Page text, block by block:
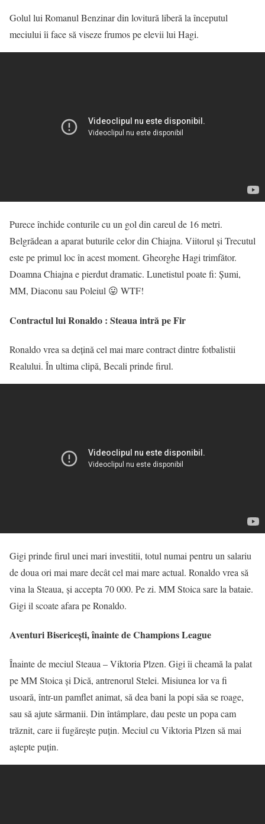
Golul lui Romanul Benzinar din lovitură liberă la începutul
meciului îi face să viseze frumos pe elevii lui Hagi.
Purece închide conturile cu un gol din careul de 16 metri.
Belgrădean a aparat buturile celor din Chiajna. Viitorul și Trecutul
este pe primul loc în acest moment. Gheorghe Hagi trimfător.
Doamna Chiajna e pierdut dramatic. Lunetistul poate fi: Șumi,
MM, Diaconu sau Poleiul 😛 WTF!
Contractul lui Ronaldo : Steaua intră pe Fir
Ronaldo vrea sa dețină cel mai mare contract dintre fotbalistii
Realului. În ultima clipă, Becali prinde firul.
Gigi prinde firul unei mari investitii, totul numai pentru un salariu
de doua ori mai mare decât cel mai mare actual. Ronaldo vrea să
vina la Steaua, și accepta 70 000. Pe zi. MM Stoica sare la bataie.
Gigi il scoate afara pe Ronaldo.
Aventuri Bisericești, înainte de Champions League
Înainte de meciul Steaua – Viktoria Plzen. Gigi îi cheamă la palat
pe MM Stoica și Dică, antrenorul Stelei. Misiunea lor va fi
usoară, într-un pamflet animat, să dea bani la popi săa se roage,
sau să ajute sărmanii. Din întâmplare, dau peste un popa cam
trăznit, care ii fugărește puțin. Meciul cu Viktoria Plzen să mai
aștepte puțin.